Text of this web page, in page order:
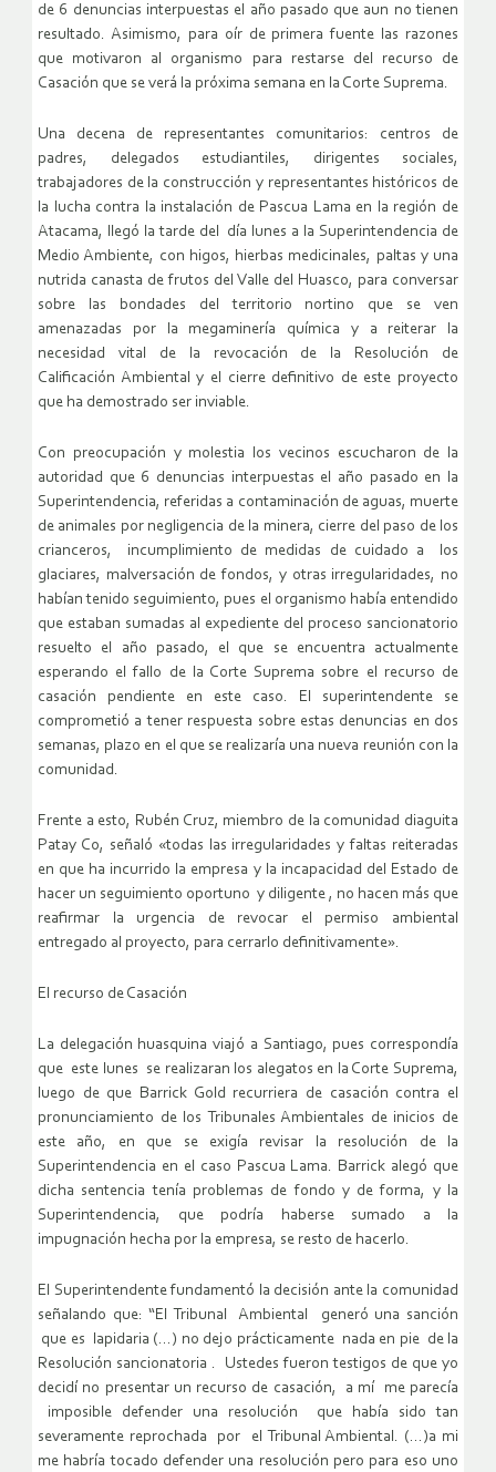
de 6 denuncias interpuestas el año pasado que aun no tienen
resultado. Asimismo, para oír de primera fuente las razones
que motivaron al organismo para restarse del recurso de
Casación que se verá la próxima semana en la Corte Suprema.
Una decena de representantes comunitarios: centros de
padres, delegados estudiantiles, dirigentes sociales,
trabajadores de la construcción y representantes históricos de
la lucha contra la instalación de Pascua Lama en la región de
Atacama, llegó la tarde del día lunes a la Superintendencia de
Medio Ambiente, con higos, hierbas medicinales, paltas y una
nutrida canasta de frutos del Valle del Huasco, para conversar
sobre las bondades del territorio nortino que se ven
amenazadas por la megaminería química y a reiterar la
necesidad vital de la revocación de la Resolución de
Calificación Ambiental y el cierre definitivo de este proyecto
que ha demostrado ser inviable.
Con preocupación y molestia los vecinos escucharon de la
autoridad que 6 denuncias interpuestas el año pasado en la
Superintendencia, referidas a contaminación de aguas, muerte
de animales por negligencia de la minera, cierre del paso de los
crianceros, incumplimiento de medidas de cuidado a los
glaciares, malversación de fondos, y otras irregularidades, no
habían tenido seguimiento, pues el organismo había entendido
que estaban sumadas al expediente del proceso sancionatorio
resuelto el año pasado, el que se encuentra actualmente
esperando el fallo de la Corte Suprema sobre el recurso de
casación pendiente en este caso. El superintendente se
comprometió a tener respuesta sobre estas denuncias en dos
semanas, plazo en el que se realizaría una nueva reunión con la
comunidad.
Frente a esto, Rubén Cruz, miembro de la comunidad diaguita
Patay Co, señaló «todas las irregularidades y faltas reiteradas
en que ha incurrido la empresa y la incapacidad del Estado de
hacer un seguimiento oportuno y diligente , no hacen más que
reafirmar la urgencia de revocar el permiso ambiental
entregado al proyecto, para cerrarlo definitivamente».
El recurso de Casación
La delegación huasquina viajó a Santiago, pues correspondía
que este lunes se realizaran los alegatos en la Corte Suprema,
luego de que Barrick Gold recurriera de casación contra el
pronunciamiento de los Tribunales Ambientales de inicios de
este año, en que se exigía revisar la resolución de la
Superintendencia en el caso Pascua Lama. Barrick alegó que
dicha sentencia tenía problemas de fondo y de forma, y la
Superintendencia, que podría haberse sumado a la
impugnación hecha por la empresa, se resto de hacerlo.
El Superintendente fundamentó la decisión ante la comunidad
señalando que: “El Tribunal Ambiental generó una sanción
que es lapidaria (…) no dejo prácticamente nada en pie de la
Resolución sancionatoria . Ustedes fueron testigos de que yo
decidí no presentar un recurso de casación, a mí me parecía
imposible defender una resolución que había sido tan
severamente reprochada por el Tribunal Ambiental. (…)a mi
me habría tocado defender una resolución pero para eso uno